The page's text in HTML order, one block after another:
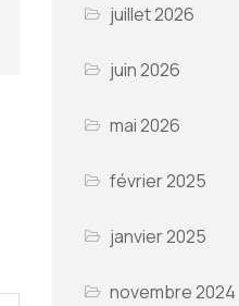
juillet 2026
juin 2026
mai 2026
février 2025
janvier 2025
novembre 2024